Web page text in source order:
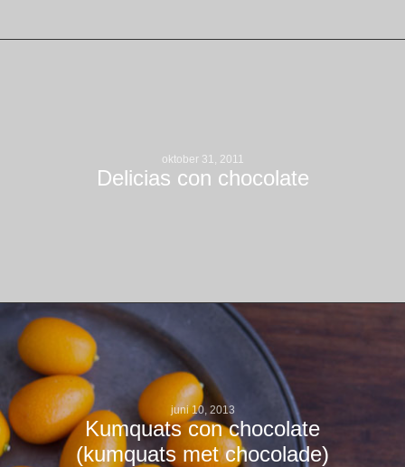
oktober 31, 2011
Delicias con chocolate
juni 10, 2013
Kumquats con chocolate
(kumquats met chocolade)